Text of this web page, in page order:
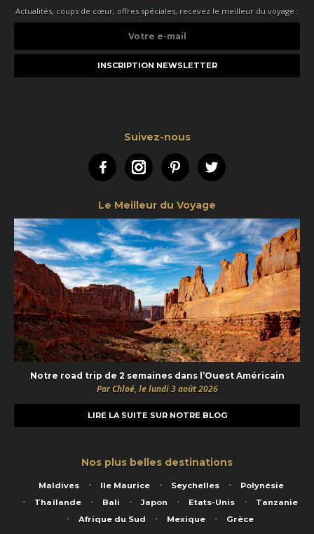
Actualités, coups de cœur, offres spéciales, recevez le meilleur du voyage :
e-
Suivez-nous
FacebookInstagramPinterestTwitter
Le Meilleur du Voyage
Notre road trip de 2 semaines dans l’Ouest Américain
Par Chloé, le lundi 3 août 2026
LIRE LA SUITE SUR NOTRE BLOG
Nos plus belles destinations
Maldives Ile Maurice Seychelles
Polynésie
Thaïlande
Bali Japon Etats-Unis
Tanzanie
Afrique du Sud
Mexique Grèce